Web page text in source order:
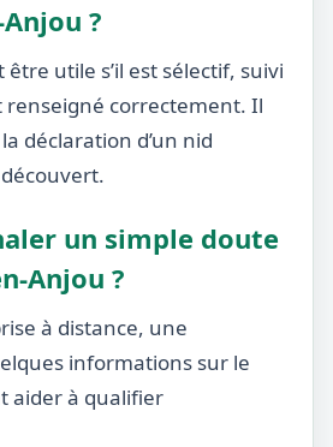
?
utile s’il est sélectif, suivi
correctement. Il
déclaration d’un nid
un simple doute
Anjou ?
à distance, une
informations sur le
aider à qualifier